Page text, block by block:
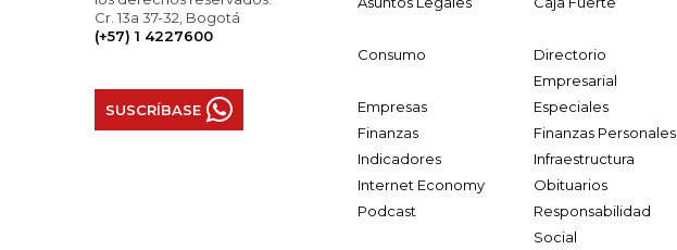
Cr. 13a 37-32, Bogotá
(+57) 1 4227600
SUSCRÍBASE
Consumo
Directorio
Empresarial
Empresas Especiales
Finanzas
Finanzas Personales
Indicadores
Infraestructura
Internet Economy
Obituarios
Podcast
Responsabilidad
Social